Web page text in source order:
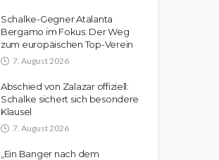
Schalke-Gegner Atalanta
Bergamo im Fokus: Der Weg
zum europäischen Top-Verein
7. August 2026
Abschied von Zalazar offiziell:
Schalke sichert sich besondere
Klausel
7. August 2026
„Ein Banger nach dem